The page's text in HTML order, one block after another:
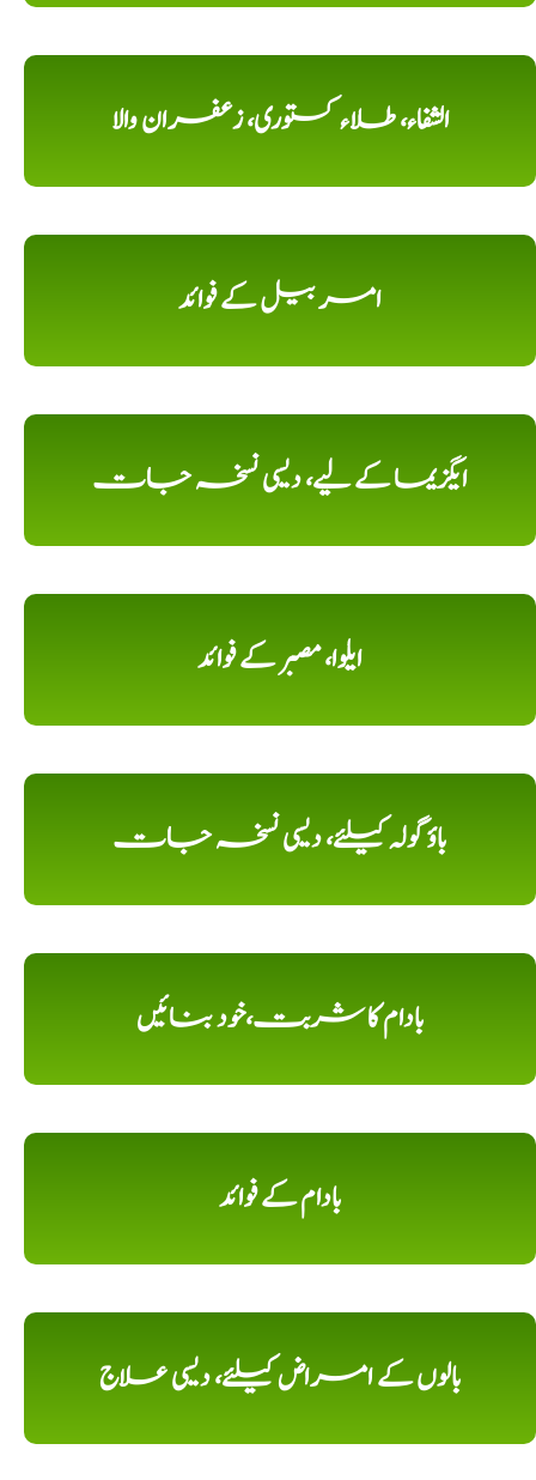
الشفاء، طلاء کستوری، زعفران والا
امر بیل کے فوائد
ایگزیما کے لیے، دیسی نسخہ جات
ایلوا، مصبر کے فوائد
باؤ گولہ کیلئے، دیسی نسخہ جات
بادام کا شربت،خود بنائیں
بادام کے فوائد
بالوں کے امراض کیلئے، دیسی علاج